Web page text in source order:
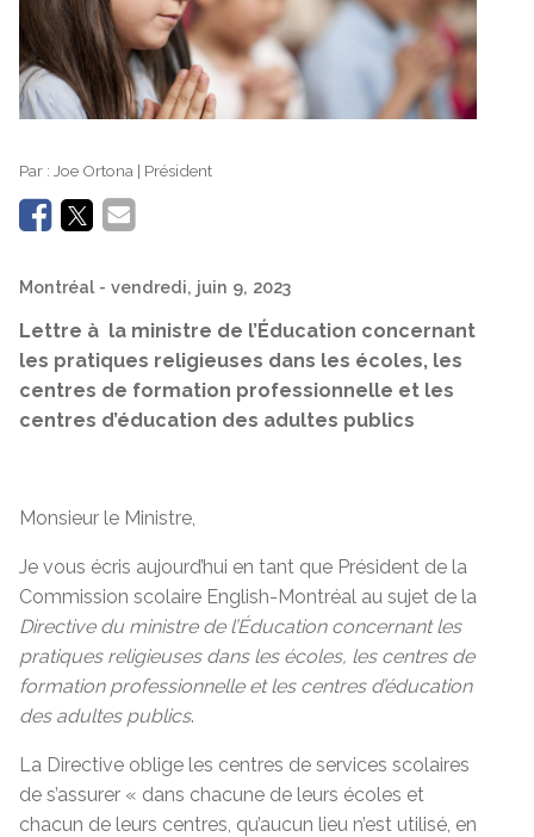
Par : Joe Ortona | Président
Montréal - vendredi, juin 9, 2023
Lettre à la ministre de l’Éducation concernant
les pratiques religieuses dans les écoles, les
centres de formation professionnelle et les
centres d’éducation des adultes publics
Monsieur le Ministre,
Je vous écris aujourd’hui en tant que Président de la
Commission scolaire English-Montréal au sujet de la
Directive du ministre de l’Éducation concernant les
pratiques religieuses dans les écoles, les centres de
formation professionnelle et les centres d’éducation
des adultes publics.
La Directive oblige les centres de services scolaires
de s’assurer « dans chacune de leurs écoles et
chacun de leurs centres, qu’aucun lieu n’est utilisé, en